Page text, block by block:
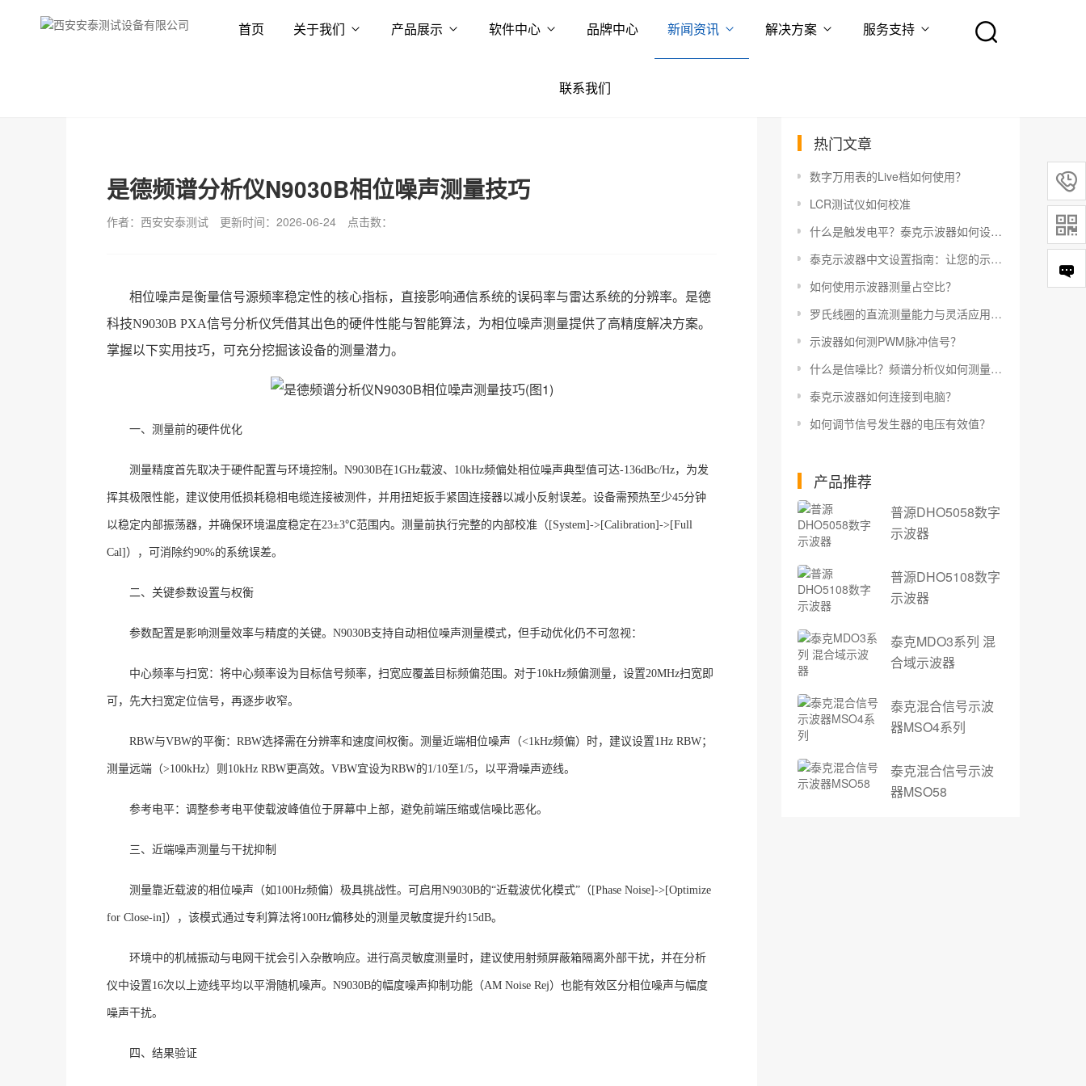
首页 关于我们 产品展示 软件中心 品牌中心 新闻资讯 解决方案 服务支持
联系我们
是德频谱分析仪N9030B相位噪声测量技巧
作者：西安安泰测试 更新时间：2026-06-24 点击数：
相位噪声是衡量信号源频率稳定性的核心指标，直接影响通信系统的误码率与雷达系统的分辨率。是德
科技N9030B PXA信号分析仪凭借其出色的硬件性能与智能算法，为相位噪声测量提供了高精度解决方案。
掌握以下实用技巧，可充分挖掘该设备的测量潜力。
一、测量前的硬件优化
测量精度首先取决于硬件配置与环境控制。 N9030B在1GHz载波、10kHz频偏处相位噪声典型值可达-136dBc/Hz，为发
挥其极限性能，建议使用低损耗稳相电缆连接被测件，并用扭矩扳手紧固连接器以减小反射误差。设备需预热至少45分钟
以稳定内部振荡器，并确保环境温度稳定在23±3℃范围内。测量前执行完整的内部校准（ [System]->[Calibration]->[Full
Cal]），可消除约90%的系统误差。
二、关键参数设置与权衡
参数配置是影响测量效率与精度的关键。 N9030B支持自动相位噪声测量模式，但手动优化仍不可忽视：
中心频率与扫宽：将中心频率设为目标信号频率，扫宽应覆盖目标频偏范围。对于10kHz频偏测量，设置20MHz扫宽即
可，先大扫宽定位信号，再逐步收窄。
RBW与VBW的平衡： RBW选择需在分辨率和速度间权衡。测量近端相位噪声（<1kHz频偏）时，建议设置1Hz RBW；
测量远端（>100kHz）则10kHz RBW更高效。 VBW宜设为RBW的1/10至1/5，以平滑噪声迹线。
参考电平：调整参考电平使载波峰值位于屏幕中上部，避免前端压缩或信噪比恶化。
三、近端噪声测量与干扰抑制
测量靠近载波的相位噪声（如 100Hz频偏）极具挑战性。可启用N9030B的“近载波优化模式”（[Phase Noise]->[Optimize
for Close-in]），该模式通过专利算法将100Hz偏移处的测量灵敏度提升约15dB。
环境中的机械振动与电网干扰会引入杂散响应。进行高灵敏度测量时，建议使用射频屏蔽箱隔离外部干扰，并在分析
仪中设置16次以上迹线平均以平滑随机噪声。 N9030B的幅度噪声抑制功能（AM Noise Rej）也能有效区分相位噪声与幅度
噪声干扰。
四、结果验证
热门文章
数字万用表的Live档如何使用？
LCR测试仪如何校准
什么是触发电平？泰克示波器如何设置触发电平？
泰克示波器中文设置指南：让您的示波器更易于使用
如何使用示波器测量占空比？
罗氏线圈的直流测量能力与灵活应用指南
示波器如何测PWM脉冲信号？
什么是信噪比？频谱分析仪如何测量信噪比？
泰克示波器如何连接到电脑？
如何调节信号发生器的电压有效值？
产品推荐
普源DHO5058数字
示波器
普源DHO5108数字
示波器
泰克MDO3系列 混
合域示波器
泰克混合信号示波
器MSO4系列
泰克混合信号示波
器MSO58

